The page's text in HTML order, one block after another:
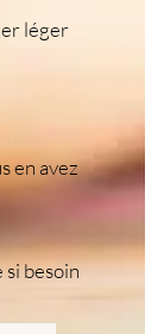
léger
en avez
besoin